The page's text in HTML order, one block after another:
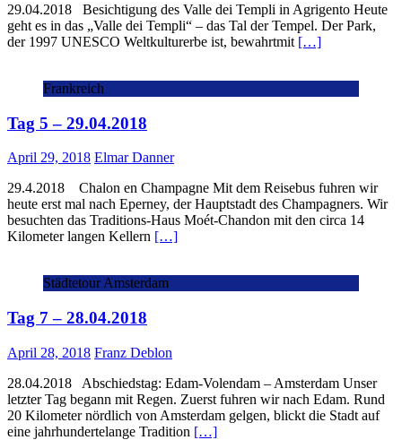
29.04.2018 Besichtigung des Valle dei Templi in Agrigento Heute
geht es in das „Valle dei Templi“ – das Tal der Tempel. Der Park,
der 1997 UNESCO Weltkulturerbe ist, bewahrtmit […]
Frankreich
Tag 5 – 29.04.2018
April 29, 2018 Elmar Danner
29.4.2018 Chalon en Champagne Mit dem Reisebus fuhren wir
heute erst mal nach Eperney, der Hauptstadt des Champagners. Wir
besuchten das Traditions-Haus Moét-Chandon mit den circa 14
Kilometer langen Kellern […]
Städtetour Amsterdam
Tag 7 – 28.04.2018
April 28, 2018 Franz Deblon
28.04.2018 Abschiedstag: Edam-Volendam – Amsterdam Unser
letzter Tag begann mit Regen. Zuerst fuhren wir nach Edam. Rund
20 Kilometer nördlich von Amsterdam gelgen, blickt die Stadt auf
eine jahrhundertelange Tradition […]